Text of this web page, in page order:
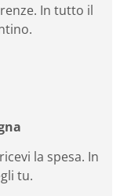
In tutto il
la spesa. In
tu.